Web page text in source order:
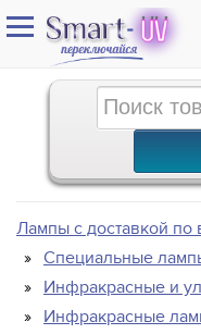
Лампы с доставкой по
Специальные
Инфракрасные и
Инфракрасные